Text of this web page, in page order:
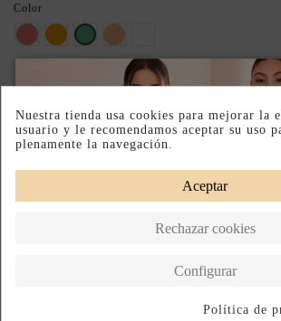
Color
coral
NaranjaVerde Melocotón
ASEGURA TU TALLA IDEAL:
PRODUCTO AGOTADO TEMPORALMENTE
Déjanos tu email y te avisaremos en cuanto vuelva a
Devoluciones Fáciles
Nuestra tienda usa cookies para mejorar la
usuario y le recomendamos aceptar su uso
plenamente la navegación.
Aceptar
Rechazar cookies
Configurar
Política de